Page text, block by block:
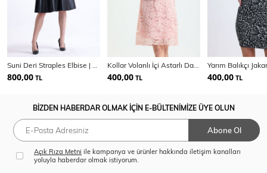
800,00 TL 400,00 TL 400,00 TL
BİZDEN HABERDAR OLMAK İÇİN E-BÜLTENİMİZE ÜYE OLUN
Abone Ol
Açık Rıza Metni ile kampanya ve ürünler hakkında iletişim kanalları
yoluyla haberdar olmak istiyorum.